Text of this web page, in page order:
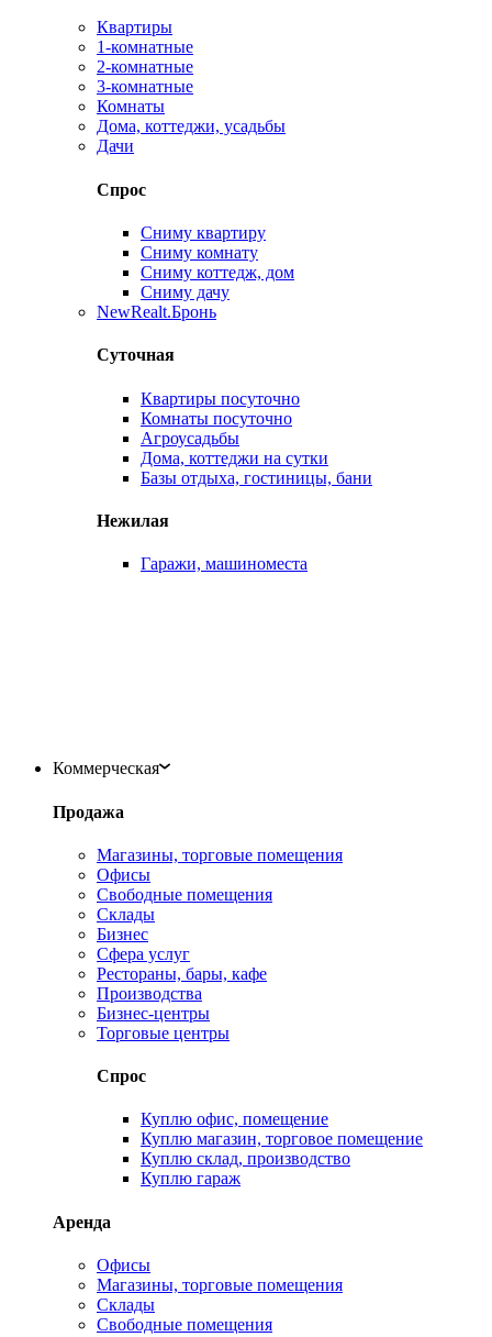
Квартиры
1-комнатные
2-комнатные
3-комнатные
Комнаты
Дома, коттеджи, усадьбы
Дачи
Спрос
Сниму квартиру
Сниму комнату
Сниму коттедж, дом
Сниму дачу
NewRealt.Бронь
Суточная
Квартиры посуточно
Комнаты посуточно
Агроусадьбы
Дома, коттеджи на сутки
Базы отдыха, гостиницы, бани
Нежилая
Гаражи, машиноместа
Коммерческая
Продажа
Магазины, торговые помещения
Офисы
Свободные помещения
Склады
Бизнес
Сфера услуг
Рестораны, бары, кафе
Производства
Бизнес-центры
Торговые центры
Спрос
Куплю офис, помещение
Куплю магазин, торговое помещение
Куплю склад, производство
Куплю гараж
Аренда
Офисы
Магазины, торговые помещения
Склады
Свободные помещения